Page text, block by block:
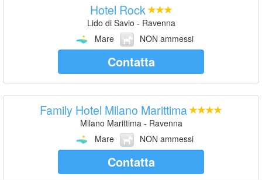
Hotel Rock
Lido di Savio - Ravenna
Mare
NON ammessi
Contatta
Family Hotel Milano Marittima
Milano Marittima - Ravenna
Mare
NON ammessi
Contatta